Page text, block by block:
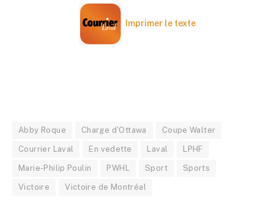
Imprimer le texte
Abby Roque Charge d'Ottawa Coupe Walter
Courrier Laval En vedette Laval LPHF
Marie-Philip Poulin PWHL Sport Sports
Victoire Victoire de Montréal